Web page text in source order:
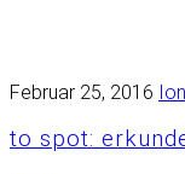
Februar 25, 2016
to spot: